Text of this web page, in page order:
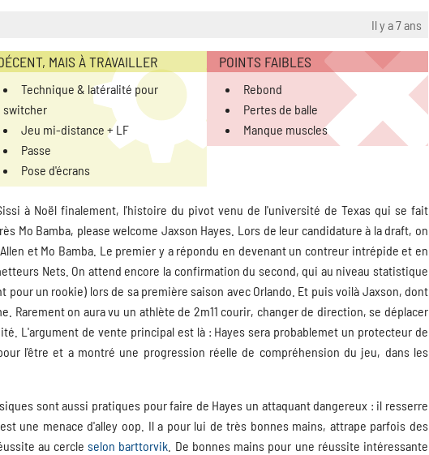
Il y a 7 ans
MAIS À TRAVAILLER
Technique & latéralité pour
switcher
Jeu mi-distance + LF
Passe
Pose d'écrans
POINTS FAIBLES
Rebond
Pertes de balle
Manque muscles
à Noël finalement, l'histoire du pivot venu de l'université de Texas qui se fait
Mo Bamba, please welcome Jaxson Hayes. Lors de leur candidature à la draft, on
et Mo Bamba. Le premier y a répondu en devenant un contreur intrépide et en
Nets. On attend encore la confirmation du second, qui au niveau statistique
pour un rookie) lors de sa première saison avec Orlando. Et puis voilà Jaxson, dont
Rarement on aura vu un athlète de 2m11 courir, changer de direction, se déplacer
L'argument de vente principal est là : Hayes sera probablemet un protecteur de
l'être et a montré une progression réelle de compréhension du jeu, dans les
sont aussi pratiques pour faire de Hayes un attaquant dangereux : il resserre
une menace d'alley oop. Il a pour lui de très bonnes mains, attrape parfois des
au cercleselon barttorvik . De bonnes mains pour une réussite intéressante